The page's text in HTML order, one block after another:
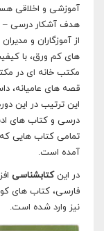
آموزشی و اخلاقی
هدف آشکار درسی –
از آموزگاران و
های کم ورق، با
مکتب خانه ای در
قصه های عامیانه،
این ترتیب در این
درسی و کتاب های
تمامی کتاب هایی
آمده است.
در اینکتابشناسی
فارسی، کتاب های
نیز وارد شده است.